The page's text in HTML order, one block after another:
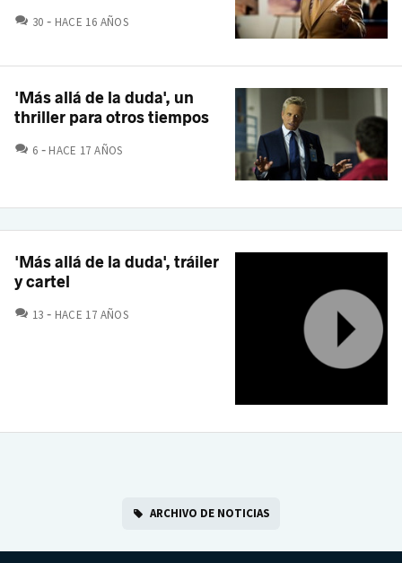
30 COMENTARIOS
HACE 16 AÑOS
'Más allá de la duda', un
thriller para otros tiempos
6 COMENTARIOS
HACE 17 AÑOS
'Más allá de la duda', tráiler
y cartel
13 COMENTARIOS
HACE 17 AÑOS
ARCHIVO DE NOTICIAS